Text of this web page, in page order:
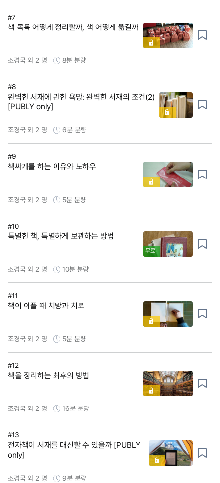
#7
책 목록 어떻게 정리할까, 책 어떻게 옮길까
조경국 외 2 명 8분 분량
#8
완벽한 서재에 관한 욕망: 완벽한 서재의 조건(2)
[PUBLY only]
조경국 외 2 명 6분 분량
#9
책싸개를 하는 이유와 노하우
조경국 외 2 명 5분 분량
#10
특별한 책, 특별하게 보관하는 방법
무료
조경국 외 2 명 10분 분량
#11
책이 아플 때 처방과 치료
조경국 외 2 명 5분 분량
#12
책을 정리하는 최후의 방법
조경국 외 2 명 16분 분량
#13
전자책이 서재를 대신할 수 있을까 [PUBLY
only]
조경국 외 2 명 9분 분량